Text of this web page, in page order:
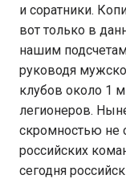
и соратники.
вот только в
нашим
руководя
клубов около 1
легионеров.
скромностью не
российских
сегодня